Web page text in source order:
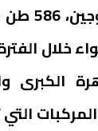
الكبرى
التي
كان اختيار
رمضان وزيرًا